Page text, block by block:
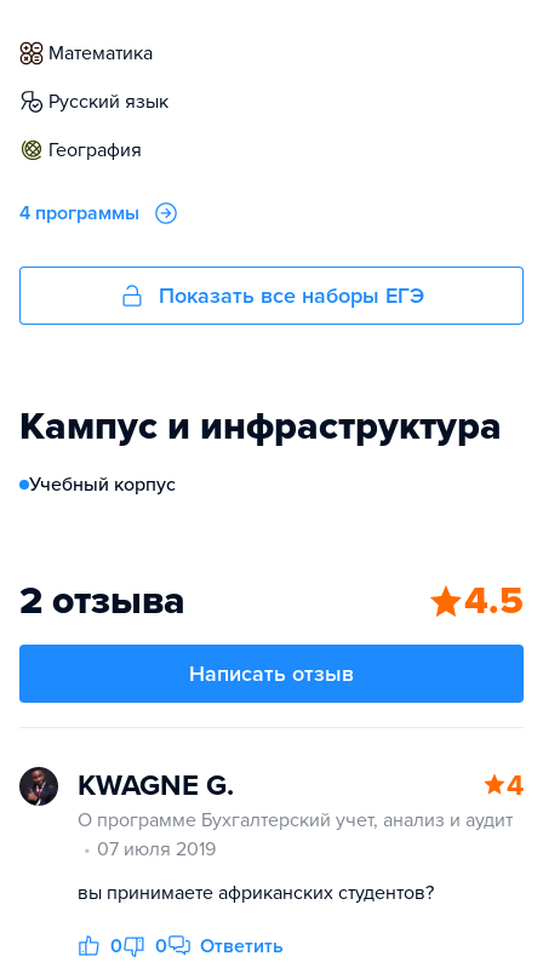
математика
русский язык
география
4 программы
Показать все наборы ЕГЭ
Кампус и инфраструктура
Учебный корпус
2 отзыва 4.5
Написать отзыв
KWAGNE G. 4
О программе Бухгалтерский учет, анализ и аудит
07 июля 2019
вы принимаете африканских студентов?
0 0 Ответить